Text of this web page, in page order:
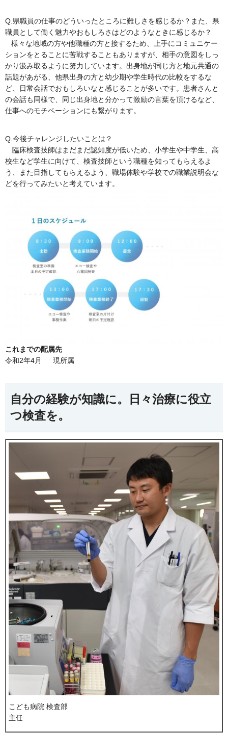
Q.県職員の仕事のどういったところに難しさを感じるか？また、県
職員として働く魅力やおもしろさはどのようなときに感じるか？
様々な地域の方や他職種の方と接するため、上手にコミュニケー
ションをとることに苦戦することもありますが、相手の意図をしっ
かり汲み取るように努力しています。出身地が同じ方と地元共通の
話題があがる、他県出身の方と幼少期や学生時代の比較をするな
ど、日常会話でおもしろいなと感じることが多いです。患者さんと
の会話も同様で、同じ出身地と分かって激励の言葉を頂けるなど、
仕事へのモチベーションにも繋がります。
Q.今後チャレンジしたいことは？
臨床検査技師はまだまだ認知度が低いため、小学生や中学生、高
校生など学生に向けて、検査技師という職種を知ってもらえるよ
う、また目指してもらえるよう、職場体験や学校での職業説明会な
どを行ってみたいと考えています。
これまでの配属先
令和2年4月 現所属
自分の経験が知識に。日々治療に役立
つ検査を。
こども病院 検査部
主任